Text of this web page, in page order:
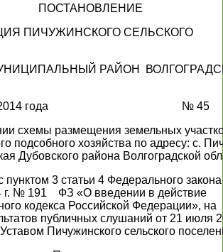
ПОСТАНОВЛЕНИЕ
ПИЧУЖИНСКОГО СЕЛЬСКОГО
РАЙОН
2014 года № 45
схемы размещения земельных
подсобного хозяйства по адресу: с.
Дубовского района Волгоградской
пунктом 3 статьи 4 Федерального
г. № 191 ФЗ «О введении в действие
кодекса Российской Федерации», на
публичных слушаний от 21 июля
Пичужинского сельского